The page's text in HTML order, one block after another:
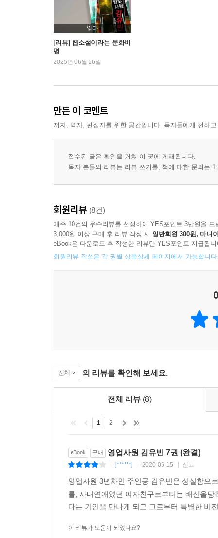
읽다
[리뷰] 웹소설이라는 문화비
평
2025년 06월 26일
만든 이 코멘트
저자, 역자, 편집자를 위한 공간입니다. 독자들에게 전하
접수된 글은 확인을 거쳐 이 곳에 게재됩니다.
독자 분들의 리뷰는 리뷰 쓰기를, 책에 대한 문의는
회원리뷰 (8건)
매주 10건의 우수리뷰를 선정하여 YES포인트 3만원을 드
3,000원 이상 구매 후 리뷰 작성 시 일반회원 300원, 마니
eBook은 다운로드 후 작성한 리뷰만 YES포인트 지급됩니
회원리뷰 작성은 각 권별 상품상세 페이지에서 가능합니
전체 의 리뷰를 확인해 보세요.
전체 리뷰 (8)
1 2
eBook 구매 영업사원 김유빈 7권 (완결)
j******j 2020-05-15 신고
영업사원 3년차인 주인공 김유빈은 성실함으
를, 사내연애였던 여자친구로부터는 배신을
다는 기인을 만나게 되고 그로부터 특별한 비
이 리뷰가 도움이 되었나요?